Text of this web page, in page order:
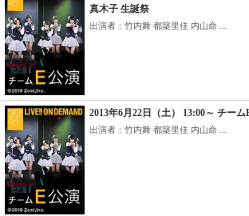
真木子 生誕祭
出演者：竹内舞 都築里佳 内山命 ...
2013年6月22日（土） 13:00～ チー
出演者：竹内舞 都築里佳 内山命 ...